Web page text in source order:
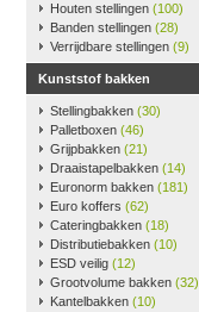
Houten stellingen (100)
Banden stellingen (28)
Verrijdbare stellingen (9)
Kunststof bakken
Stellingbakken (30)
Palletboxen (46)
Grijpbakken (21)
Draaistapelbakken (14)
Euronorm bakken (181)
Euro koffers (62)
Cateringbakken (18)
Distributiebakken (10)
ESD veilig (12)
Grootvolume bakken (32)
Kantelbakken (10)